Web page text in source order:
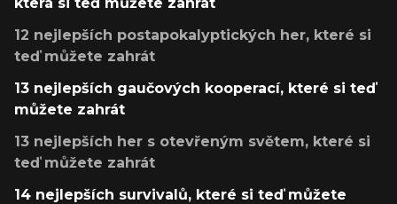
12 nejlepších postapokalyptických her, které si
teď můžete zahrát
13 nejlepších gaučových kooperací, které si teď
můžete zahrát
13 nejlepších her s otevřeným světem, které si
teď můžete zahrát
14 nejlepších survivalů, které si teď můžete